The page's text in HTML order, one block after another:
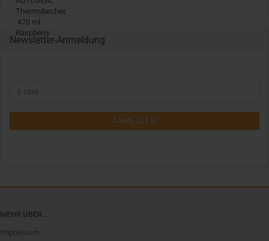
Newsletter-Anmeldung
ANMELDEN
MEHR ÜBER...
Impressum